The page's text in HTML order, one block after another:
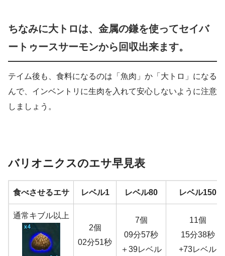
ちなみに大トロは、金属の鎌を使ってセイバ
ートゥースサーモンから回収出来ます。
テイム後も、食料になるのは「魚肉」か「大トロ」になる
んで、インベントリに生肉を入れて安心しないように注意
しましょう。
バリオニクスのエサ早見表
食べさせるエサ レベル1 レベル80 レベル150
通常キブル以上
2個
02分51秒
7個
09分57秒
＋39レベル
11個
15分38秒
+73レベル